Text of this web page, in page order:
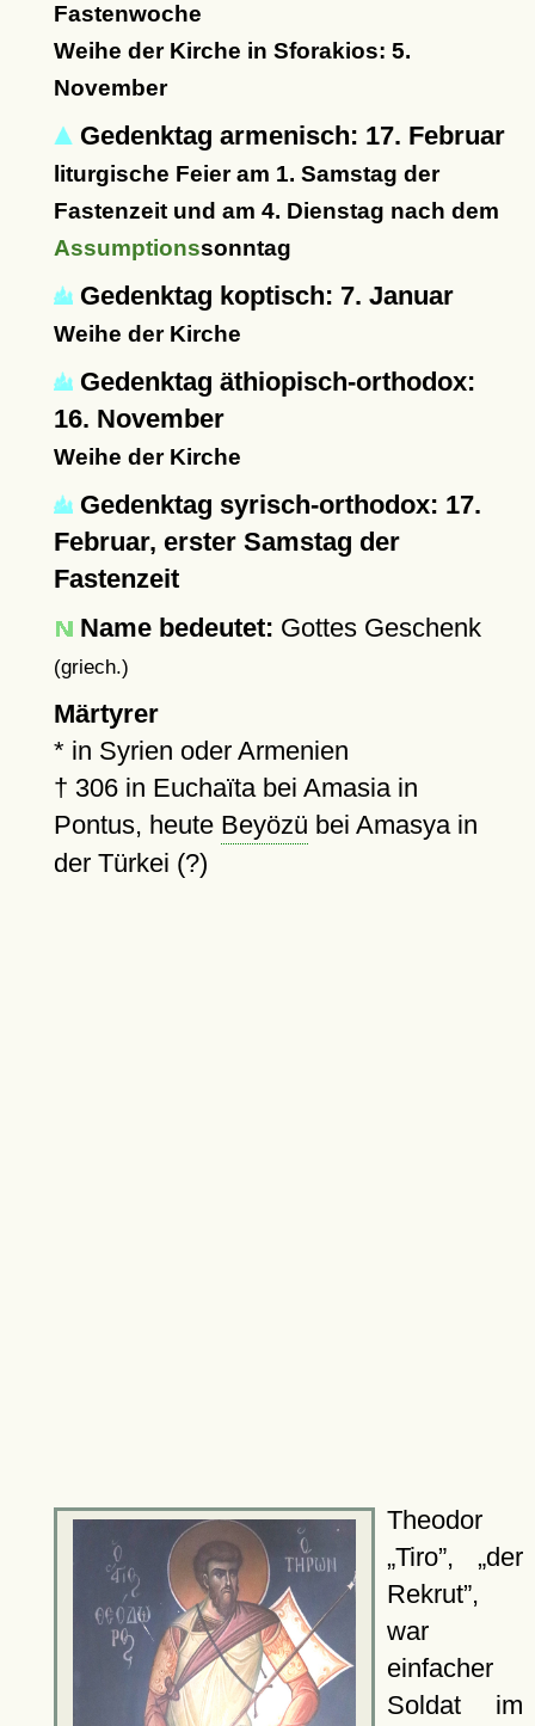
Fastenwoche
Weihe der Kirche in Sforakios: 5.
November
Gedenktag armenisch: 17. Februar
liturgische Feier am 1. Samstag der
Fastenzeit und am 4. Dienstag nach dem
Assumptionssonntag
Gedenktag koptisch: 7. Januar
Weihe der Kirche
Gedenktag äthiopisch-orthodox:
16. November
Weihe der Kirche
Gedenktag syrisch-orthodox: 17.
Februar, erster Samstag der
Fastenzeit
Name bedeutet: Gottes Geschenk
(griech.)
Märtyrer
* in Syrien oder Armenien
† 306in Euchaïta bei Amasia in
Pontus, heute Beyözü bei Amasya in
der Türkei (?)
Theodor
Tiro ,
der
Rekrut ,
war
einfacher
Soldat im